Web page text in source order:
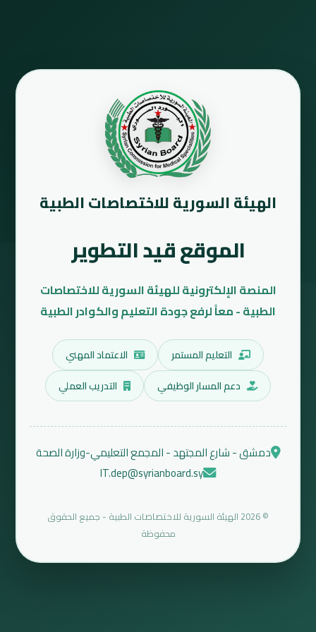
الهيئة السورية للاختصاصات الطبية
الموقع قيد التطوير
المنصة الإلكترونية للهيئة السورية للاختصاصات
الطبية - معاً لرفع جودة التعليم والكوادر الطبية
التعليم المستمر
الاعتماد المهني
دعم المسار الوظيفي
التدريب العملي
دمشق - شارع المجتهد - المجمع التعليمي-وزارة الصحة
IT.dep@syrianboard.sy
© 2026 الهيئة السورية للاختصاصات الطبية - جميع الحقوق
محفوظة